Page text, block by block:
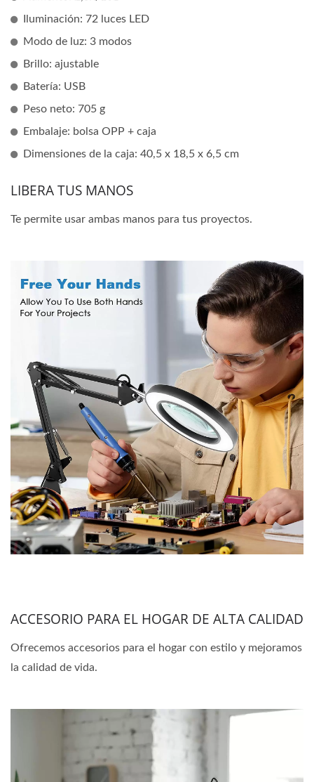
Iluminación: 72 luces LED
Modo de luz: 3 modos
Brillo: ajustable
Batería: USB
Peso neto: 705 g
Embalaje: bolsa OPP + caja
Dimensiones de la caja: 40,5 x 18,5 x 6,5 cm
LIBERA TUS MANOS
Te permite usar ambas manos para tus proyectos.
ACCESORIO PARA EL HOGAR DE ALTA CALIDAD
Ofrecemos accesorios para el hogar con estilo y mejoramos
la calidad de vida.